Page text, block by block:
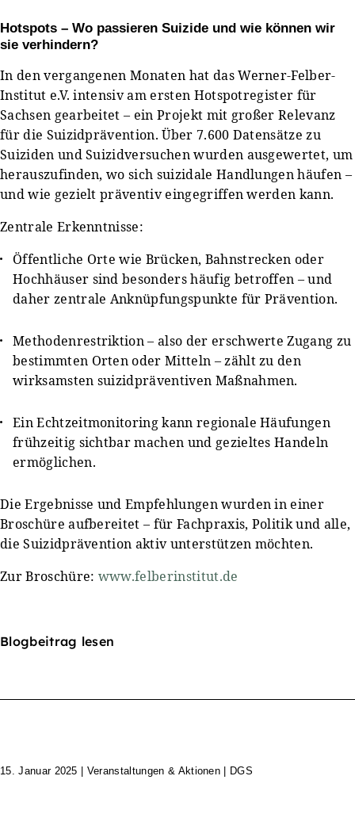
Hotspots – Wo passieren Suizide und wie können wir
sie verhindern?
In den vergangenen Monaten hat das Werner-Felber-
Institut e.V. intensiv am ersten Hotspotregister für
Sachsen gearbeitet – ein Projekt mit großer Relevanz
für die Suizidprävention. Über 7.600 Datensätze zu
Suiziden und Suizidversuchen wurden ausgewertet, um
herauszufinden, wo sich suizidale Handlungen häufen –
und wie gezielt präventiv eingegriffen werden kann.
Zentrale Erkenntnisse:
Öffentliche Orte wie Brücken, Bahnstrecken oder
Hochhäuser sind besonders häufig betroffen – und
daher zentrale Anknüpfungspunkte für Prävention.
Methodenrestriktion – also der erschwerte Zugang zu
bestimmten Orten oder Mitteln – zählt zu den
wirksamsten suizidpräventiven Maßnahmen.
Ein Echtzeitmonitoring kann regionale Häufungen
frühzeitig sichtbar machen und gezieltes Handeln
ermöglichen.
Die Ergebnisse und Empfehlungen wurden in einer
Broschüre aufbereitet – für Fachpraxis, Politik und alle,
die Suizidprävention aktiv unterstützen möchten.
Zur Broschüre: www.felberinstitut.de
Blogbeitrag lesen
15. Januar 2025 Veranstaltungen & Aktionen | DGS